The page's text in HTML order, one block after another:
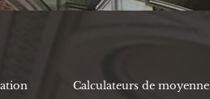
Calculateurs de moyenne